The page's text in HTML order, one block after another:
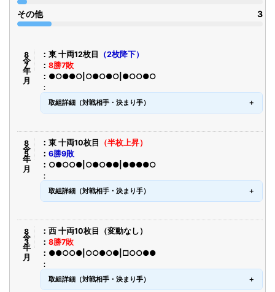
その他 3
令8年7月 東 十両12枚目
（2枚降下）
8勝7敗
●○●●○|○●○●○|●○○●○
取組詳細（対戦相手・決まり手）
令8年5月 東 十両10枚目
（半枚上昇）
6勝9敗
○●○○●|○●○●●|●●●●○
取組詳細（対戦相手・決まり手）
令8年3月
西 十両10枚目（変動なし）
8勝7敗
●●○○●|○○●○●|□○○●●
取組詳細（対戦相手・決まり手）